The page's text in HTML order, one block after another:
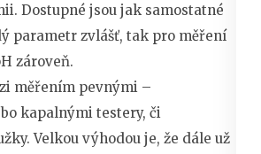
Dostupné jsou jak samostatné
parametr zvlášť, tak pro měření
zároveň.
měřením pevnými –
kapalnými testery, či
Velkou výhodou je, že dále už